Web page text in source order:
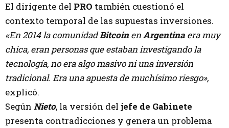
El dirigente del PRO también cuestionó el
contexto temporal de las supuestas inversiones.
«En 2014 la comunidadBitcoin enArgentina era muy
chica, eran personas que estaban investigando la
tecnología, no era algo masivo ni una inversión
tradicional. Era una apuesta de muchísimo riesgo»,
explicó.
Según Nieto, la versión del jefe de Gabinete
presenta contradicciones y genera un problema